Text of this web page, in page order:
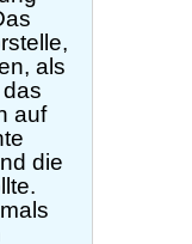
als
auf
die